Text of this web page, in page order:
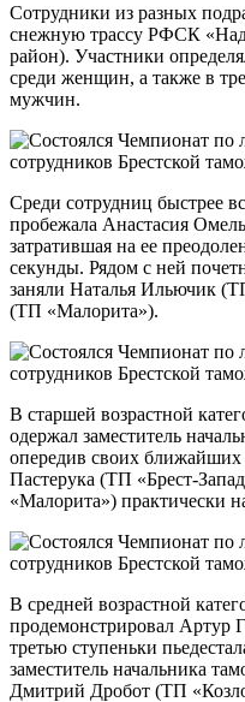
Сотрудники из разных
снежную трассу РФСК
район). Участники
среди женщин, а также в
мужчин.
Среди сотрудниц быстрее
пробежала Анастасия
затратившая на ее
секунды. Рядом с ней
заняли Наталья Ильючик
(ТП «Малорита»).
В старшей возрастной
одержал заместитель
опередив своих ближайших
Пастерука (ТП «Брест-
«Малорита») практически
В средней возрастной
продемонстрировал
третью ступеньки
заместитель начальника
Дмитрий Дробот (ТП